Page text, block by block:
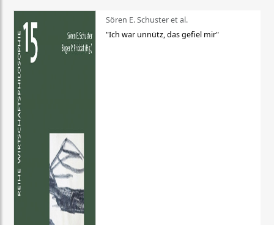
Sören E. Schuster et al.
"Ich war unnütz, das gefiel mir"